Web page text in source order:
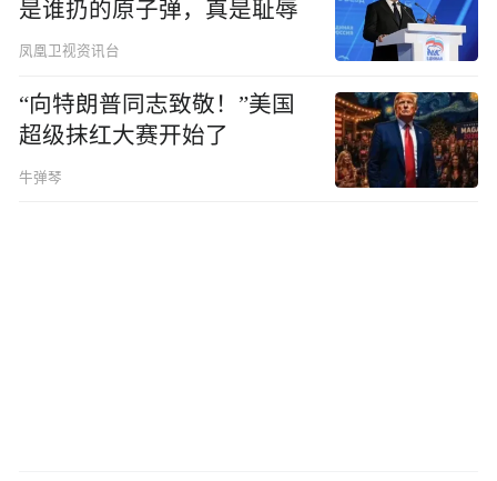
是谁扔的原子弹，真是耻辱
凤凰卫视资讯台
“向特朗普同志致敬！”美国
超级抹红大赛开始了
牛弹琴